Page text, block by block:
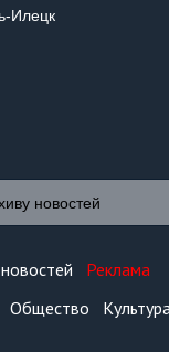
Илецк
Реклама
Общество